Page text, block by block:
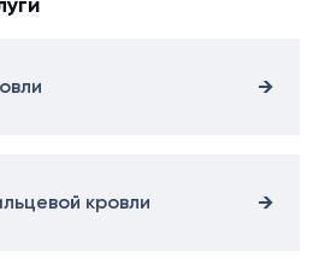
кровли